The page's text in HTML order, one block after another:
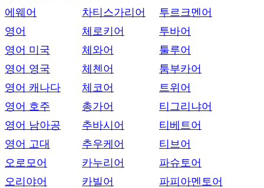
에웨어
영어
영어 미국
영어 영국
영어 캐나다
영어 호주
영어 남아공
영어 고대
오로모어
오리야어
차티스가리어
체로키어
체와어
체첸어
체코어
총가어
추바시어
추우케어
카누리어
카빌어
투르크멘어
투바어
툴루어
툼부카어
트위어
티그리냐어
티베트어
티브어
파슈토어
파피아멘토어